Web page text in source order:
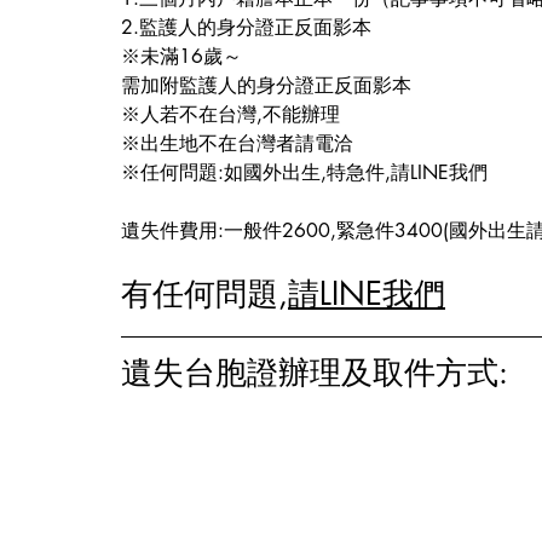
2.監護人的身分證正反面影本
※未滿16歲～
需加附監護人的身分證正反面影本
※人若不在台灣,不能辦理
※出生地不在台灣者請電洽
※任何問題:如國外出生,特急件,請LINE我們
遺失件費用:一般件2600,緊急件3400(國外出生
有任何問題,請LINE我們
遺失台胞證辦理及取件方式: